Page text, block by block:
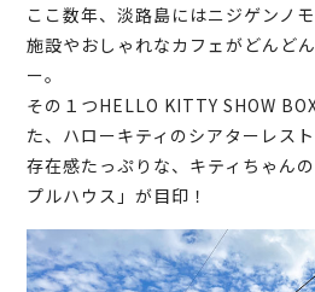
ここ数年、淡路島にはニジゲンノ
施設やおしゃれなカフェがどんど
ー。
その１つHELLO KITTY SHOW
た、ハローキティのシアターレスト
存在感たっぷりな、キティちゃん
プルハウス」が目印！